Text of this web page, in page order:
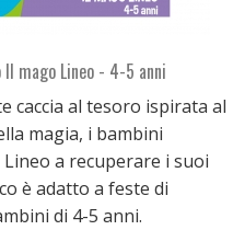
mago Lineo - 4-5 anni
caccia al tesoro ispirata al
magia, i bambini
a recuperare i suoi
è adatto a feste di
di 4-5 anni.